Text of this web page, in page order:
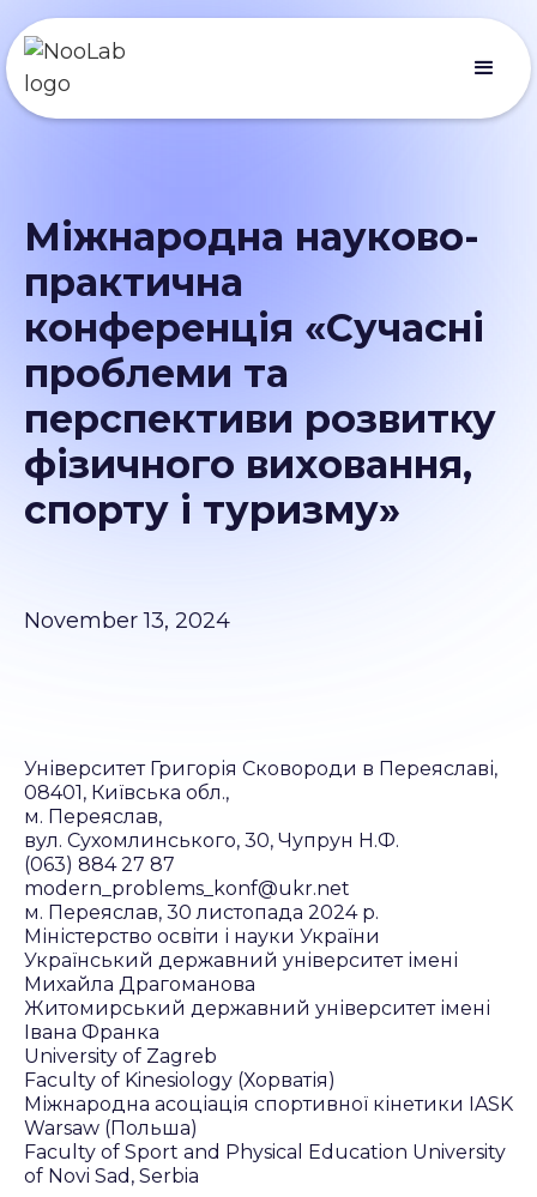
Міжнародна науково-
практична
конференція «Сучасні
проблеми та
перспективи розвитку
фізичного виховання,
спорту і туризму»
November 13, 2024
Університет Григорія Сковороди в Переяславі,
08401, Київська обл.,
м. Переяслав,
вул. Сухомлинського, 30, Чупрун Н.Ф.
(063) 884 27 87
modern_problems_konf@ukr.net
м. Переяслав, 30 листопада 2024 р.
Міністерство освіти і науки України
Український державний університет імені
Михайла Драгоманова
Житомирський державний університет імені
Івана Франка
University of Zagreb
Faculty of Kinesiology (Хорватія)
Міжнародна асоціація спортивної кінетики IASK
Warsaw (Польша)
Faculty of Sport and Physical Education University
of Novi Sad, Serbia